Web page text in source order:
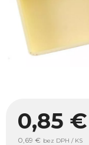
0,85 €
0,69 € bez DPH / KS